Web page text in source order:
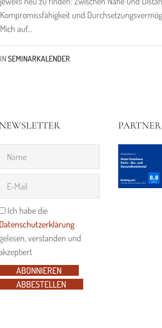
Kompromissfähigkeit und
Mich auf...
INSEMINARKALENDER
NEWSLETTER
Ich habe die
Datenschutzerklärung
gelesen, verstanden und
ABONNIEREN
ABBESTELLEN
PARTNER